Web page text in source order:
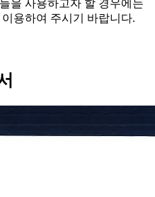
을 사용하고자 할 경우에는
용하여 주시기 바랍니다.